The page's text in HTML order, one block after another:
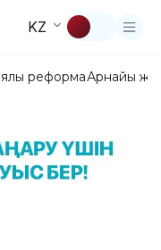
KZ
реформаАрнайы